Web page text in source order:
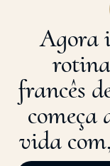
Agora
francês
começa
vida com,